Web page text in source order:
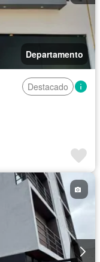
Departamento
Destacado